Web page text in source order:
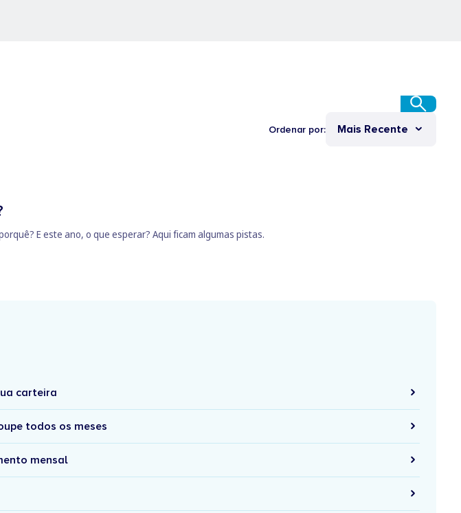
Ordenar por: Mais Recente
E este ano, o que esperar? Aqui ficam algumas pistas.
carteira
todos os meses
mensal